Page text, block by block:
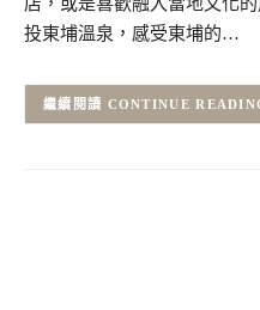
投東埔溫泉，感受東埔的…
CONTINUE